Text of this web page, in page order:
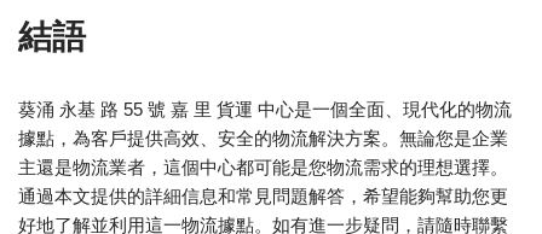
結語
葵涌 永基 路 55 號 嘉 里 貨運 中心是一個全面、現代化的物流
據點，為客戶提供高效、安全的物流解決方案。無論您是企業
主還是物流業者，這個中心都可能是您物流需求的理想選擇。
通過本文提供的詳細信息和常見問題解答，希望能夠幫助您更
好地了解並利用這一物流據點。如有進一步疑問，請隨時聯繫